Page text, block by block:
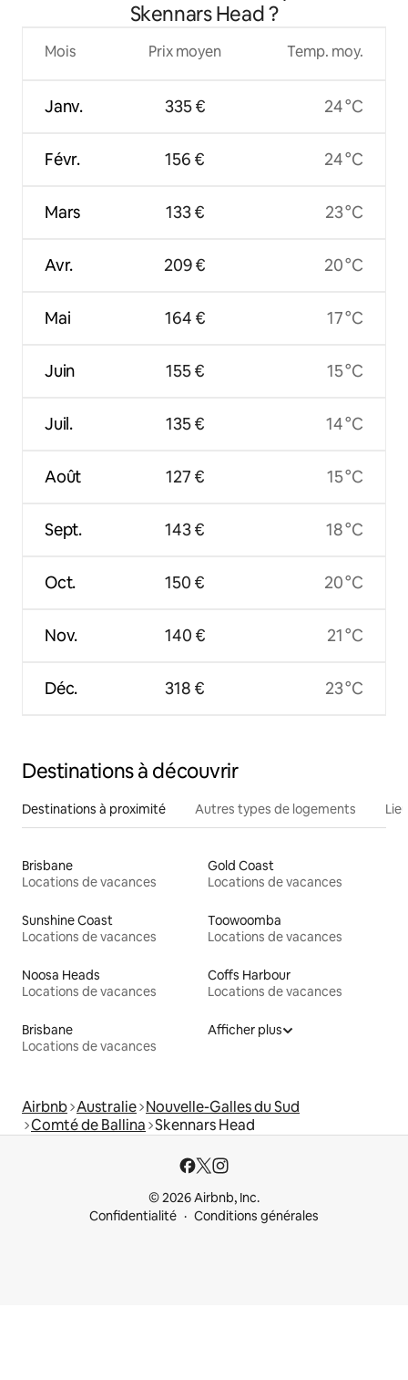
Skennars Head ?
Mois
Janv.
Févr.
Mars
Avr.
Mai
Juin
Juil.
Août
Sept.
Oct.
Nov.
Déc.
Prix moyen
335 €
156 €
133 €
209 €
164 €
155 €
135 €
127 €
143 €
150 €
140 €
318 €
Temp. moy.
24 °C
24 °C
23 °C
20 °C
17 °C
15 °C
14 °C
15 °C
18 °C
20 °C
21 °C
23 °C
Destinations à découvrir
Destinations à proximité Autres types de logements
Brisbane
Locations de vacances
Gold Coast
Locations de vacances
Sunshine Coast
Locations de vacances
Toowoomba
Locations de vacances
Noosa Heads
Locations de vacances
Coffs Harbour
Locations de vacances
Brisbane
Locations de vacances
Afficher plus
Airbnb Australie Nouvelle-Galles du Sud
Comté de Ballina Skennars Head
© 2026 Airbnb, Inc.
Confidentialité
Conditions générales